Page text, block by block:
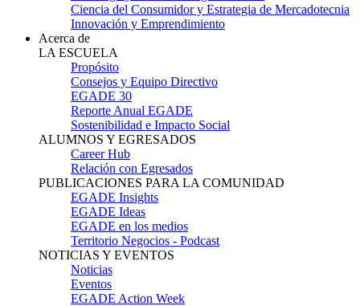
Ciencia del Consumidor y Estrategia de Mercadotecnia
Innovación y Emprendimiento
Acerca de
LA ESCUELA
Propósito
Consejos y Equipo Directivo
EGADE 30
Reporte Anual EGADE
Sostenibilidad e Impacto Social
ALUMNOS Y EGRESADOS
Career Hub
Relación con Egresados
PUBLICACIONES PARA LA COMUNIDAD
EGADE Insights
EGADE Ideas
EGADE en los medios
Territorio Negocios - Podcast
NOTICIAS Y EVENTOS
Noticias
Eventos
EGADE Action Week